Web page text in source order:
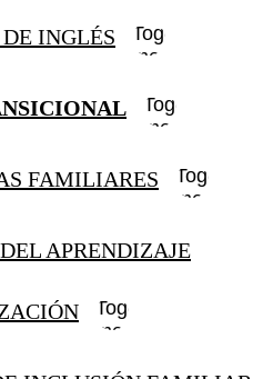
INGLÉS
Toggle
menu
Toggle
menu
FAMILIARES
Toggle
menu
APRENDIZAJE
Toggle
menu